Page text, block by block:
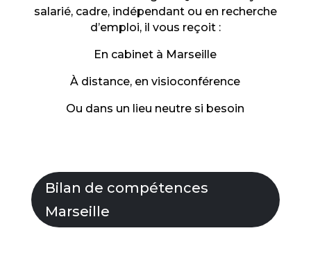
salarié, cadre, indépendant ou en recherche
d’emploi, il vous reçoit :
En cabinet à Marseille
À distance, en visioconférence
Ou dans un lieu neutre si besoin
Bilan de compétences
Marseille